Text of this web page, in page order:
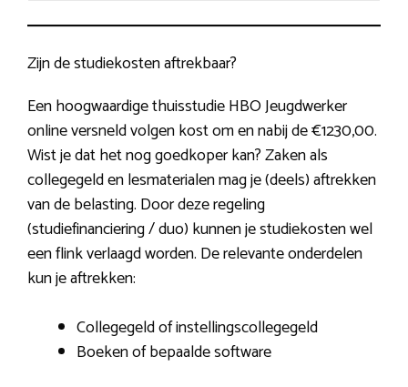
Zijn de studiekosten aftrekbaar?
Een hoogwaardige thuisstudie HBO Jeugdwerker
online versneld volgen kost om en nabij de €1230,00.
Wist je dat het nog goedkoper kan? Zaken als
collegegeld en lesmaterialen mag je (deels) aftrekken
van de belasting. Door deze regeling
(studiefinanciering / duo) kunnen je studiekosten wel
een flink verlaagd worden. De relevante onderdelen
kun je aftrekken:
Collegegeld of instellingscollegegeld
Boeken of bepaalde software